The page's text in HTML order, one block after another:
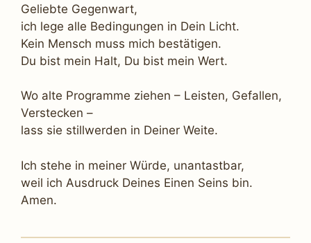
Geliebte Gegenwart,
ich lege alle Bedingungen in Dein Licht.
Kein Mensch muss mich bestätigen.
Du bist mein Halt, Du bist mein Wert.
Wo alte Programme ziehen – Leisten, Gefallen,
Verstecken –
lass sie stillwerden in Deiner Weite.
Ich stehe in meiner Würde, unantastbar,
weil ich Ausdruck Deines Einen Seins bin.
Amen.